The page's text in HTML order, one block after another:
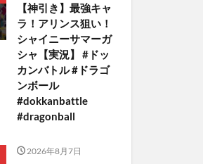
【神引き】最強キャ
ラ！アリンス狙い！
シャイニーサマーガ
シャ【実況】 #ドッ
カンバトル #ドラゴ
ンボール
#dokkanbattle
#dragonball
2026年8月7日